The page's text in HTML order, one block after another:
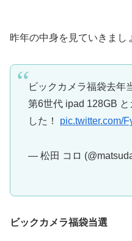
昨年の中身を見ていきまし
ビックカメラ福袋去年
第6世代 ipad 128GB
した！ pic.twitter.com/
— 松田 コロ
ビックカメラ福袋当選